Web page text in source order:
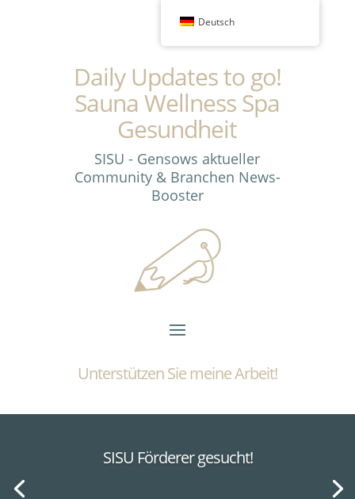
Daily Updates to go!
Sauna Wellness Spa
Gesundheit
SISU - Gensows aktueller
Community & Branchen News-
Booster
Unterstützen Sie meine Arbeit!
SISU Förderer gesucht!
Deutsch